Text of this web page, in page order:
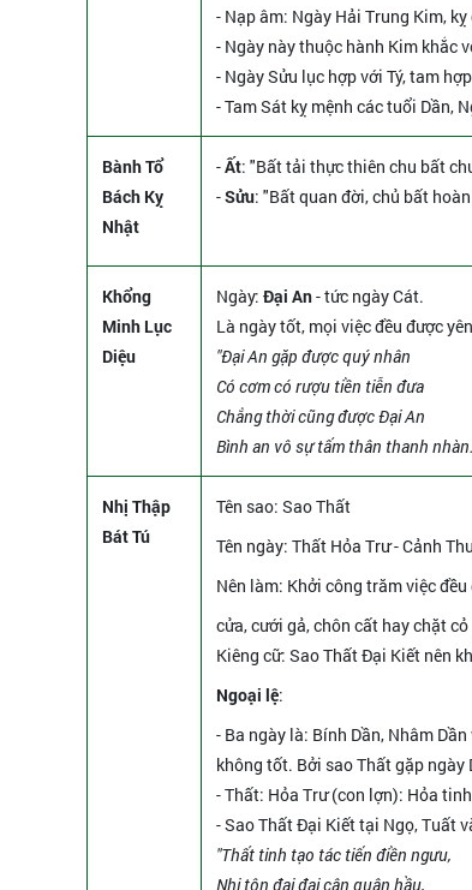
- Nạp âm: Ngày Hải Trung Kim,
- Ngày này thuộc hành Kim khắc
- Ngày Sửu lục hợp với Tý, tam
- Tam Sát kỵ mệnh các tuổi Dần,
Bành Tổ
Bách Kỵ
Nhật
-Ất: "Bất tải thực thiên chu bất
-Sửu: "Bất quan đời, chủ bất
Khổng
Minh Lục
Diệu
Ngày: Đại An- tức ngày Cát.
Là ngày tốt, mọi việc đều được
"Đại An gặp được quý nhân
Có cơm có rượu tiền tiễn đưa
Chẳng thời cũng được Đại An
Bình an vô sự tấm thân thanh
Nhị Thập
Bát Tú
Tên sao: Sao Thất
Tên ngày: Thất Hỏa Trư - Cảnh
Nên làm: Khởi công trăm việc
cửa, cưới gả, chôn cất hay chặt
Kiêng cữ: Sao Thất Đại Kiết nên
Ngoại lệ:
- Ba ngày là: Bính Dần, Nhâm
không tốt. Bởi sao Thất gặp ngày
- Thất: Hỏa Trư (con lợn): Hỏa
- Sao Thất Đại Kiết tại Ngọ, Tuất
"Thất tinh tạo tác tiến điền ngưu,
Nhi tôn đại đại cận quân hầu,